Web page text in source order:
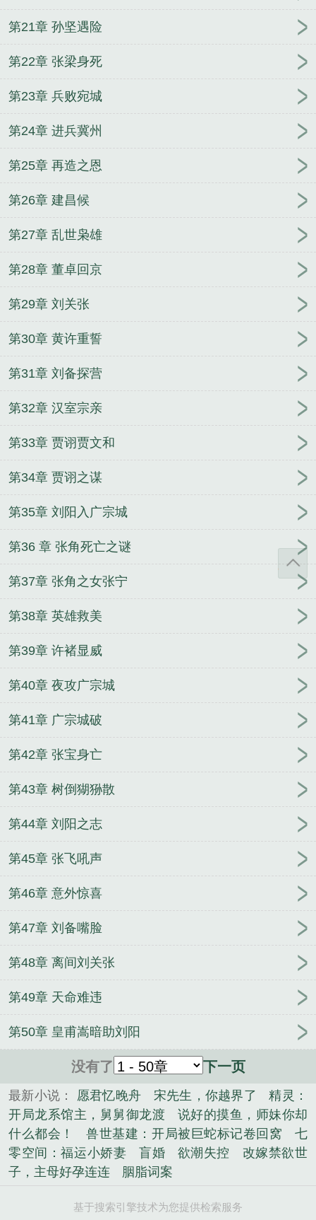
第21章 孙坚遇险
第22章 张梁身死
第23章 兵败宛城
第24章 进兵冀州
第25章 再造之恩
第26章 建昌候
第27章 乱世枭雄
第28章 董卓回京
第29章 刘关张
第30章 黄许重誓
第31章 刘备探营
第32章 汉室宗亲
第33章 贾诩贾文和
第34章 贾诩之谋
第35章 刘阳入广宗城
第36 章 张角死亡之谜
第37章 张角之女张宁
第38章 英雄救美
第39章 许褚显威
第40章 夜攻广宗城
第41章 广宗城破
第42章 张宝身亡
第43章 树倒猢狲散
第44章 刘阳之志
第45章 张飞吼声
第46章 意外惊喜
第47章 刘备嘴脸
第48章 离间刘关张
第49章 天命难违
第50章 皇甫嵩暗助刘阳
没有了 下一页
最新小说： 愿君忆晚舟 宋先生，你越界了
精灵：
开局龙系馆主，舅舅御龙渡
说好的摸鱼，师妹你却
什么都会！
兽世基建：开局被巨蛇标记卷回窝
七
零空间：福运小娇妻
盲婚 欲潮失控
改嫁禁欲世
子，主母好孕连连
胭脂词案
基于搜索引擎技术为您提供检索服务